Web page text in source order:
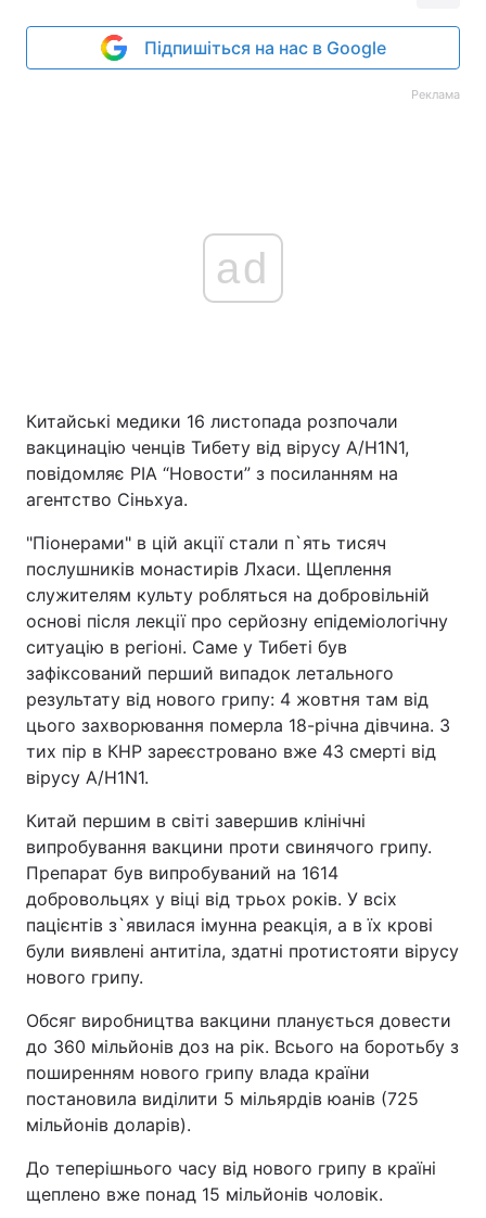
Підпишіться на нас в Google
Реклама
ad
Китайські медики 16 листопада розпочали
вакцинацію ченців Тибету від вірусу A/H1N1,
повідомляє РІА “Новости” з посиланням на
агентство Сіньхуа.
"Піонерами" в цій акції стали п`ять тисяч
послушників монастирів Лхаси. Щеплення
служителям культу робляться на добровільній
основі після лекції про серйозну епідеміологічну
ситуацію в регіоні. Саме у Тибеті був
зафіксований перший випадок летального
результату від нового грипу: 4 жовтня там від
цього захворювання померла 18-річна дівчина. З
тих пір в КНР зареєстровано вже 43 смерті від
вірусу A/H1N1.
Китай першим в світі завершив клінічні
випробування вакцини проти свинячого грипу.
Препарат був випробуваний на 1614
добровольцях у віці від трьох років. У всіх
пацієнтів з`явилася імунна реакція, а в їх крові
були виявлені антитіла, здатні протистояти вірусу
нового грипу.
Обсяг виробництва вакцини планується довести
до 360 мільйонів доз на рік. Всього на боротьбу з
поширенням нового грипу влада країни
постановила виділити 5 мільярдів юанів (725
мільйонів доларів).
До теперішнього часу від нового грипу в країні
щеплено вже понад 15 мільйонів чоловік.